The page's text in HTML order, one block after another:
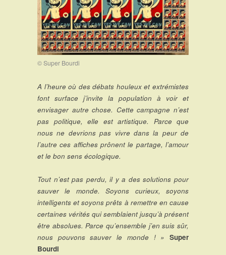
© Super Bourdi
A l’heure où des débats houleux et extrémistes
font surface j’invite la population à voir et
envisager autre chose. Cette campagne n’est
pas politique, elle est artistique. Parce que
nous ne devrions pas vivre dans la peur de
l’autre ces affiches prônent le partage, l’amour
et le bon sens écologique.
Tout n’est pas perdu, il y a des solutions pour
sauver le monde. Soyons curieux, soyons
intelligents et soyons prêts à remettre en cause
certaines vérités qui semblaient jusqu’à présent
être absolues. Parce qu’ensemble j’en suis sûr,
nous pouvons sauver le monde ! » Super
Bourdi